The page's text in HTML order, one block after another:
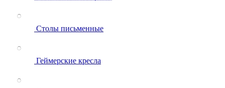
Столы письменные
Геймерские кресла